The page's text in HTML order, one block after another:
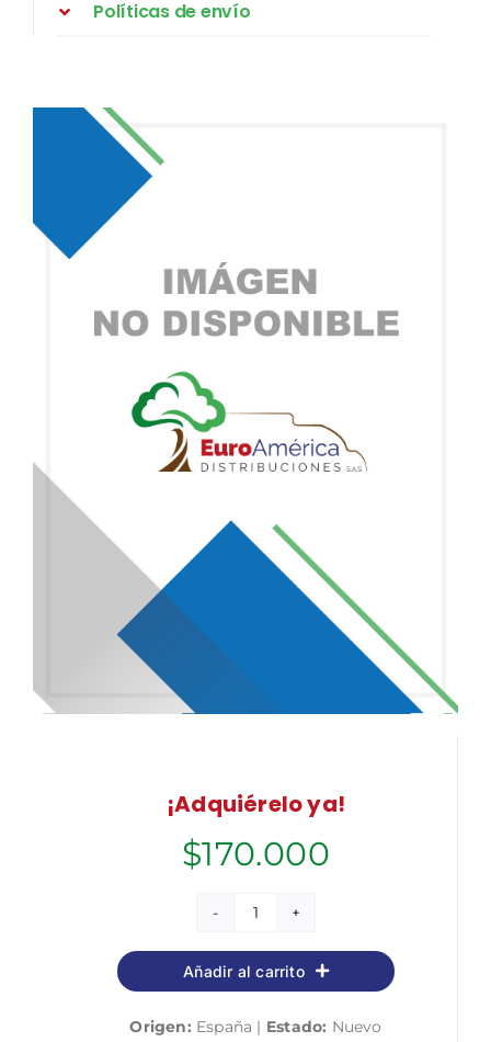
Políticas de envío
¡Adquiérelo ya!
$170.000
Cuerpo
de
Tramitación
Añadir al carrito
Origen: España | Estado: Nuevo